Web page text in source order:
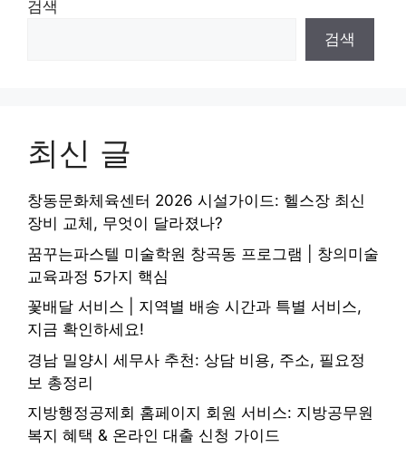
검색
검색
최신 글
창동문화체육센터 2026 시설가이드: 헬스장 최신
장비 교체, 무엇이 달라졌나?
꿈꾸는파스텔 미술학원 창곡동 프로그램 | 창의미술
교육과정 5가지 핵심
꽃배달 서비스 | 지역별 배송 시간과 특별 서비스,
지금 확인하세요!
경남 밀양시 세무사 추천: 상담 비용, 주소, 필요정
보 총정리
지방행정공제회 홈페이지 회원 서비스: 지방공무원
복지 혜택 & 온라인 대출 신청 가이드